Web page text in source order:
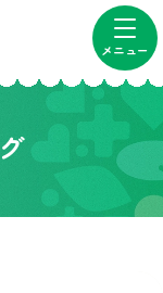
メニュー